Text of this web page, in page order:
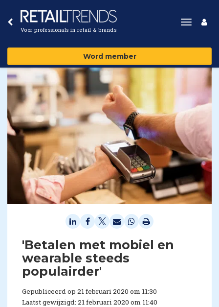
Voor professionals in retail & brands
Toggle
Word member
'Betalen met mobiel en
wearable steeds
populairder'
Gepubliceerd op 21 februari 2020 om 11:30
Laatst gewijzigd: 21 februari 2020 om 11:40